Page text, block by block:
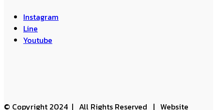
Instagram
Line
Youtube
© Copyright 2024 | All Rights Reserved | Website